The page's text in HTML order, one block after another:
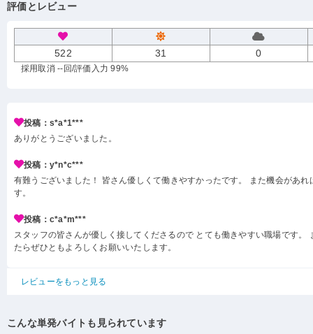
評価とレビュー
522 31 0
採用取消 --回/評価入力 99%
投稿：s*a*1***
ありがとうございました。
投稿：y*n*c***
有難うございました！ 皆さん優しくて働きやすかったです。 また機会があれ
す。
投稿：c*a*m***
スタッフの皆さんが優しく接してくださるので とても働きやすい職場です。
たらぜひともよろしくお願いいたします。
レビューをもっと見る
こんな単発バイトも見られています